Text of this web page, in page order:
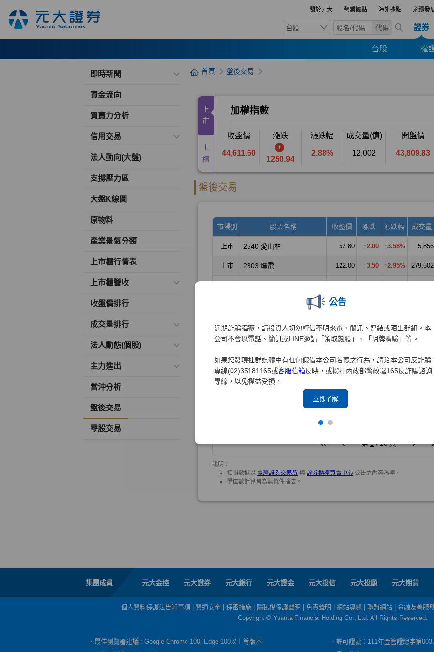
關於元大 營業據點 海外據點 永續發
台股 代碼 證券
台股 權
公告
近期詐騙猖獗，請投資人切勿輕信不明來電、簡訊、連結或陌生群組。本
公司不會以電話、簡訊或LINE邀請「領取飆股」、「明牌體驗」等。
如果您發現社群媒體中有任何假借本公司名義之行為，請洽本公司反詐騙
專線(02)35181165或客服信箱反映，或撥打內政部警政署165反詐騙諮詢
專線，以免權益受損。
立即了解
即時新聞
資金流向
買賣力分析
信用交易
法人動向(大盤)
支撐壓力區
大盤K線圖
原物料
產業景氣分類
上市櫃行情表
上市櫃營收
收盤價排行
成交量排行
法人動態(個股)
主力進出
當沖分析
盤後交易
零股交易
首頁 盤後交易
集團成員 元大金控 元大證券 元大銀行 元大證金 元大投信 元大投顧 元大期貨
個人資料保護法告知事項 資通安全 保密措施 隱私權保護聲明 免責聲明 網站導覽 聯盟網站
金融友善服
Copyright © Yuanta Financial Holding Co., Ltd. All Rights Reserved.
．最佳瀏覽器建議 : Google Chrome 100, Edge 100以上等版本
．許可證號：111年金管證總字第